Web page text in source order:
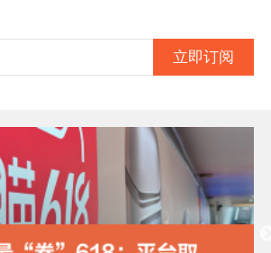
立即订阅